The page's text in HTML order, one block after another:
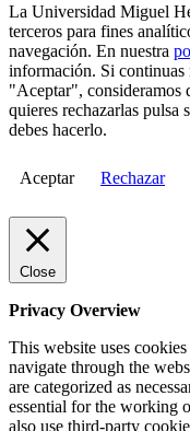
La Universidad Miguel
terceros para fines
navegación. En nuestra
información. Si continuas
"Aceptar", consideramos
quieres rechazarlas
debes hacerlo.
Aceptar Rechazar
Close
Privacy Overview
This website uses
navigate through the
are categorized as
essential for the working
also use third-party